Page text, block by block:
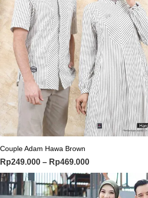
Couple Adam Hawa Brown
Rp249.000 – Rp469.000